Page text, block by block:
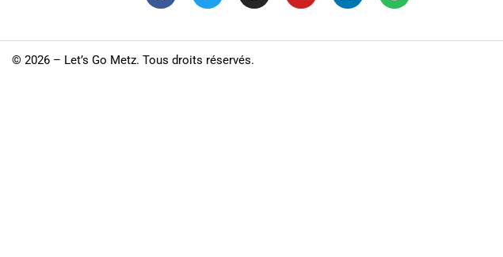
© 2026 – Let’s Go Metz. Tous droits réservés.